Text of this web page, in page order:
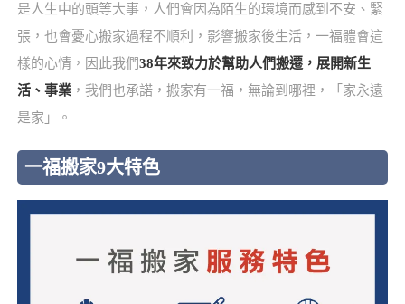
是人生中的頭等大事，人們會因為陌生的環境而感到不安、緊
張，也會憂心搬家過程不順利，影響搬家後生活，一福體會這
樣的心情，因此我們38年來致力於幫助人們搬遷，展開新生
活、事業，我們也承諾，搬家有一福，無論到哪裡，「家永遠
是家」。
一福搬家9大特色